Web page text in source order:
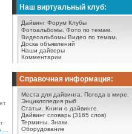
Наш виртуальный клуб:
Дайвинг Форум Клубы
Фотоальбомы. Фото по темам.
Видеоальбомы Видео по темам.
Доска объявлений
Наши дайверы
Комментарии
Справочная информация:
Места для дайвинга.
Погода в мире.
Энциклопедия рыб
Статьи.
Книги о дайвинге.
Дайвинг словарь (3165 слов)
Термины. Знаки.
Оборудование